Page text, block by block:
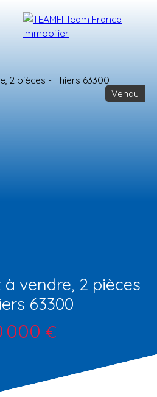
Vendu
vendre, 2 pièces
63300
000 €